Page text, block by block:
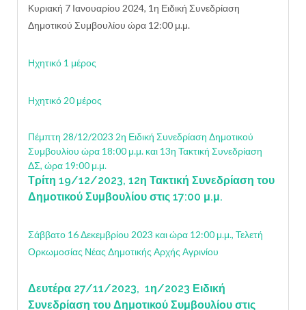
Κυριακή 7 Ιανουαρίου 2024, 1η Ειδική Συνεδρίαση
Δημοτικού Συμβουλίου ώρα 12:00 μ.μ.
Ηχητικό 1 μέρος
Ηχητικό 20 μέρος
Πέμπτη 28/12/2023 2η Ειδική Συνεδρίαση Δημοτικού
Συμβουλίου ώρα 18:00 μ.μ. και 13η Τακτική Συνεδρίαση
ΔΣ, ώρα 19:00 μ.μ.
Τρίτη 19/12/2023, 12η Τακτική Συνεδρίαση του
Δημοτικού Συμβουλίου στις 17:00 μ.μ.
Σάββατο 16 Δεκεμβρίου 2023 και ώρα 12:00 μ.μ., Τελετή
Ορκωμοσίας Νέας Δημοτικής Αρχής Αγρινίου
Δευτέρα 27/11/2023, 1η/2023 Ειδική
Συνεδρίαση του Δημοτικού Συμβουλίου στις